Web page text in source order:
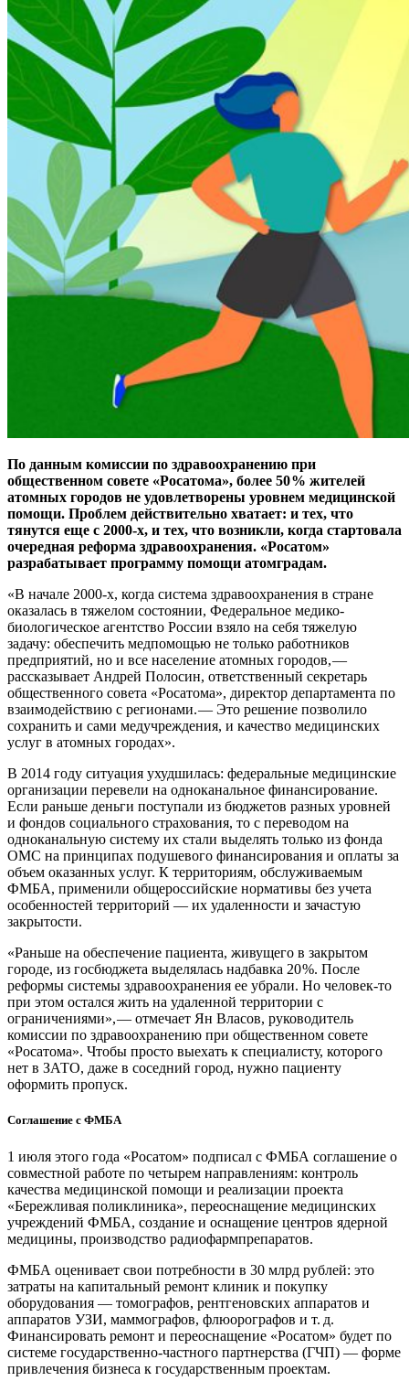
По данным комиссии по здравоохранению при
общественном совете «Росатома», более 50 % жителей
атомных городов не удовлетворены уровнем медицинской
помощи. Проблем действительно хватает: и тех, что
тянутся еще с 2000-х, и тех, что возникли, когда стартовала
очередная реформа здравоохранения. «Росатом»
разрабатывает программу помощи атомградам.
«В начале 2000-х, когда система здравоохранения в стране
оказалась в тяжелом состоянии, Федеральное медико-
биологическое агентство России взяло на себя тяжелую
задачу: обеспечить медпомощью не только работников
предприятий, но и все население атомных городов, — ​
рассказывает Андрей Полосин, ответственный секретарь
общественного совета «Росатома», директор департамента по
взаимодействию с регионами. — ​Это решение позволило
сохранить и сами медучреждения, и качество медицинских
услуг в атомных городах».
В 2014 году ситуация ухудшилась: федеральные медицинские
организации перевели на одноканальное финансирование.
Если раньше деньги поступали из бюджетов разных уровней
и фондов социального страхования, то с переводом на
одноканальную систему их стали выделять только из фонда
ОМС на принципах подушевого финансирования и оплаты за
объем оказанных услуг. К территориям, обслуживаемым
ФМБА, применили общероссийские нормативы без учета
особенностей территорий — их удаленности и зачастую
закрытости.
«Раньше на обеспечение пациента, живущего в закрытом
городе, из госбюджета выделялась надбавка 20 %. После
реформы системы здравоохранения ее убрали. Но человек-то
при этом остался жить на удаленной территории с
ограничениями», — ​отмечает Ян Власов, руководитель
комиссии по здравоохранению при общественном совете
«Росатома». Чтобы просто выехать к специалисту, которого
нет в ЗАТО, даже в соседний город, нужно пациенту
оформить пропуск.
Соглашение с ФМБА
1 июля этого года «Росатом» подписал с ФМБА соглашение о
совместной работе по четырем направлениям: контроль
качества медицинской помощи и реализации проекта
«Бережливая поликлиника», переоснащение медицинских
учреждений ФМБА, создание и оснащение центров ядерной
медицины, производство радиофармпрепаратов.
ФМБА оценивает свои потребности в 30 млрд рублей: это
затраты на капитальный ремонт клиник и покупку
оборудования — томографов, рентгеновских аппаратов и
аппаратов УЗИ, маммографов, флюорографов и т. д.
Финансировать ремонт и переоснащение «Росатом» будет по
системе государственно-частного партнерства (ГЧП) — форме
привлечения бизнеса к государственным проектам.